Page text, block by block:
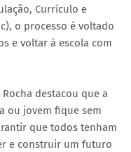
Currículo e
o processo é voltado
e voltar à escola com
destacou que a
ou jovem fique sem
que todos tenham
e construir um futuro